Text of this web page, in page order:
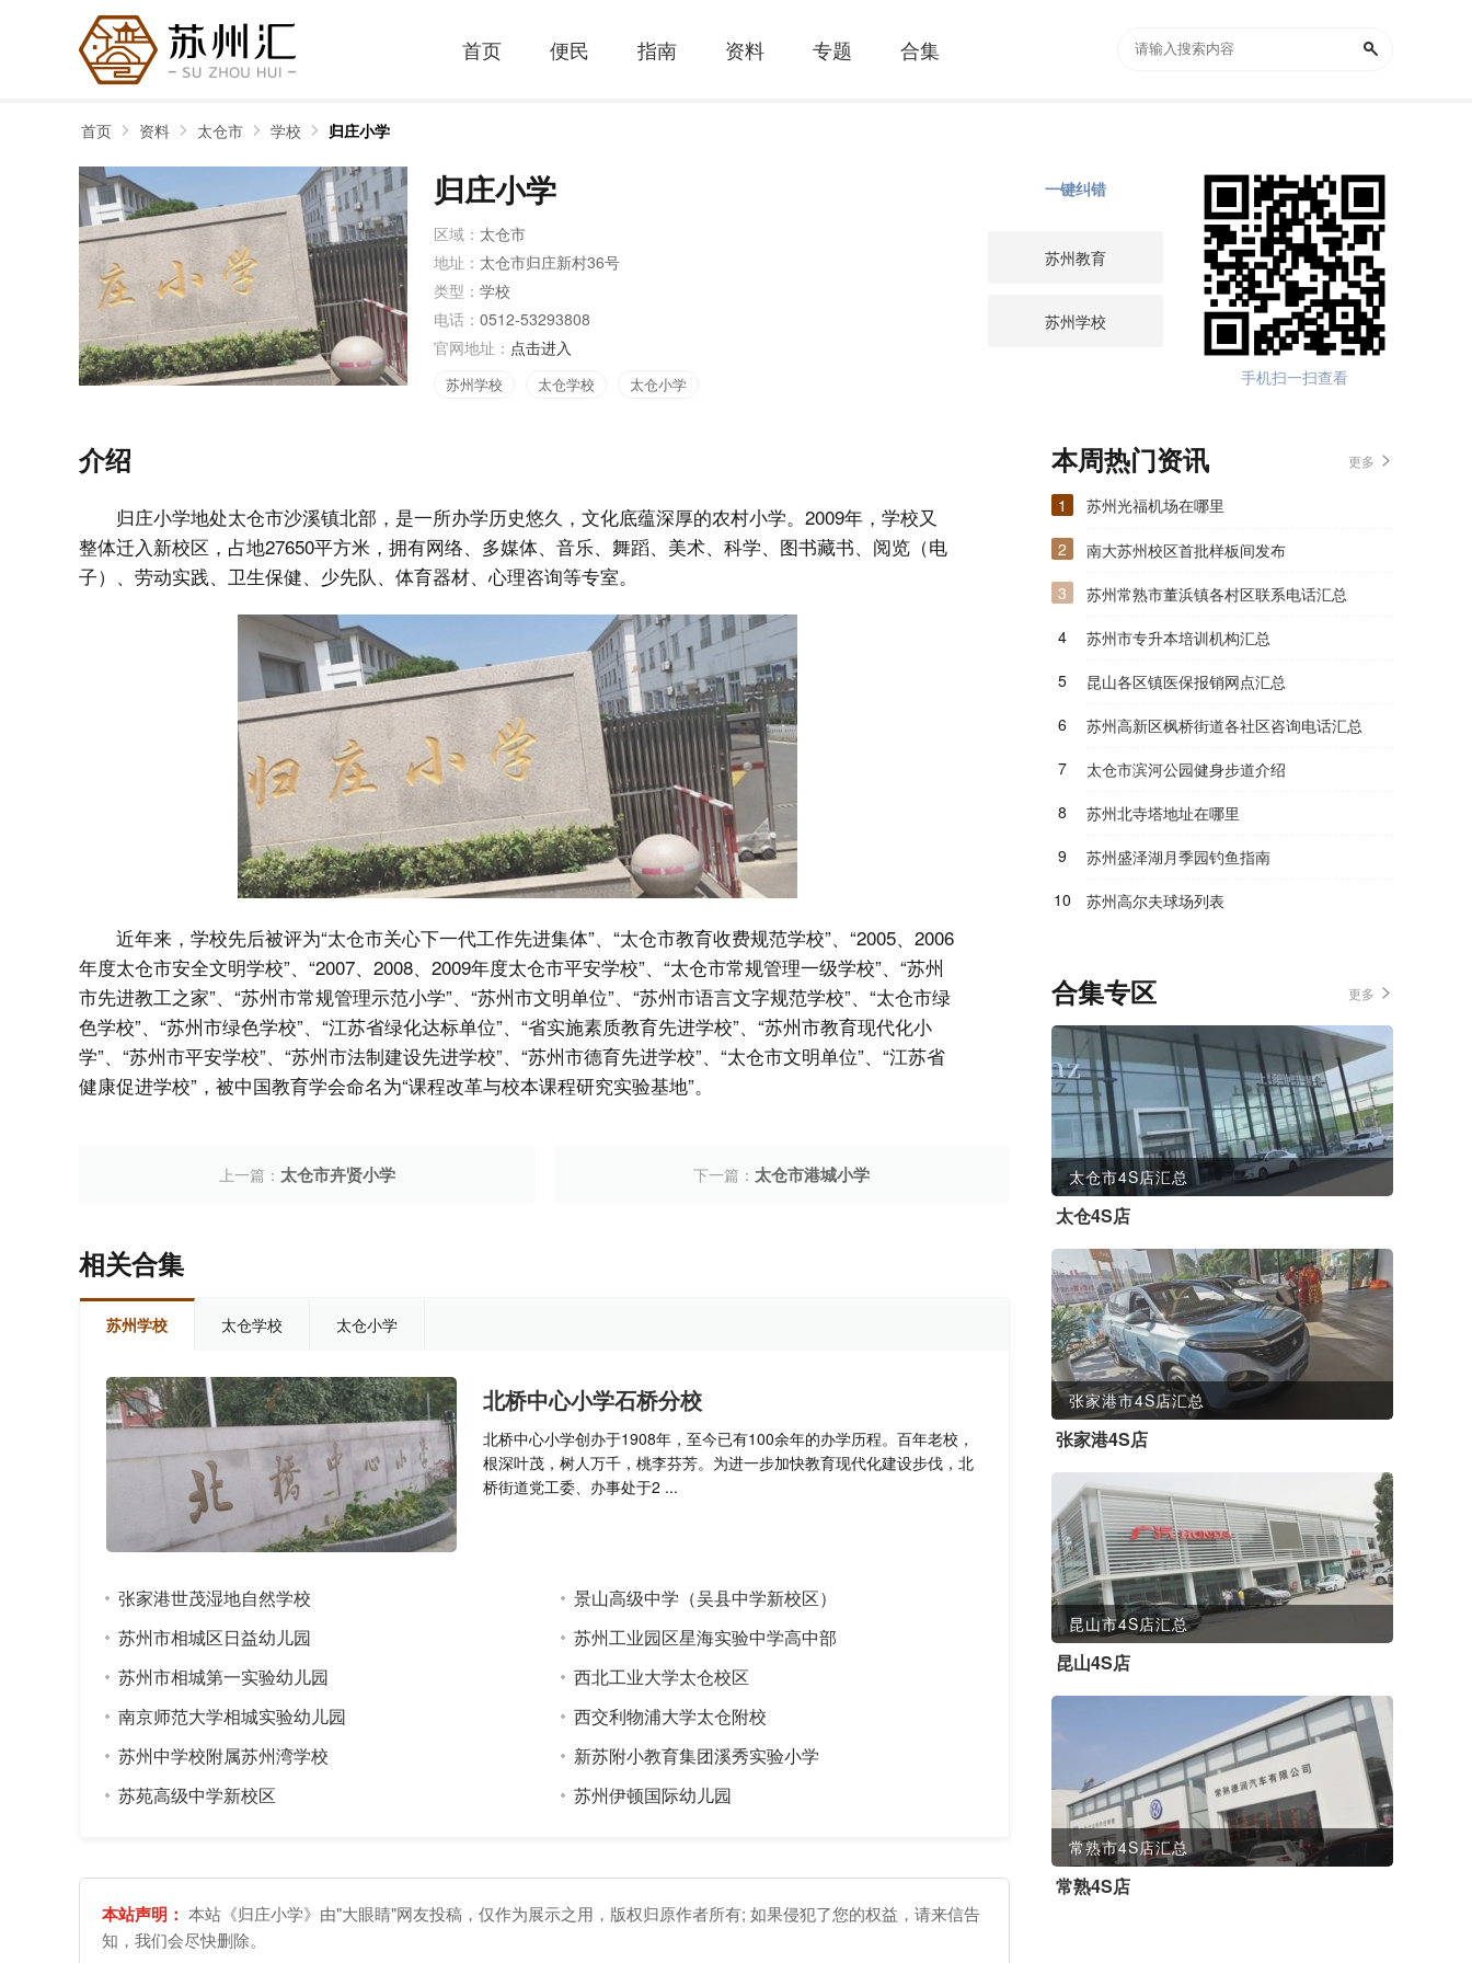
首页 便民 指南 资料 专题 合集
首页 资料 太仓市 学校 归庄小学
手机扫一扫查看
归庄小学
区域： 太仓市
地址： 太仓市归庄新村36号
类型： 学校
电话： 0512-53293808
官网地址： 点击进入
苏州学校 太仓学校 太仓小学
苏州教育
苏州学校
一键纠错
介绍
归庄小学地处太仓市沙溪镇北部，是一所办学历史悠久，文化底蕴深厚的农村小学。2009年，学校又
整体迁入新校区，占地27650平方米，拥有网络、多媒体、音乐、舞蹈、美术、科学、图书藏书、阅览（电
子）、劳动实践、卫生保健、少先队、体育器材、心理咨询等专室。
近年来，学校先后被评为“太仓市关心下一代工作先进集体”、“太仓市教育收费规范学校”、“2005、2006
年度太仓市安全文明学校”、“2007、2008、2009年度太仓市平安学校”、“太仓市常规管理一级学校”、“苏州
市先进教工之家”、“苏州市常规管理示范小学”、“苏州市文明单位”、“苏州市语言文字规范学校”、“太仓市绿
色学校”、“苏州市绿色学校”、“江苏省绿化达标单位”、“省实施素质教育先进学校”、“苏州市教育现代化小
学”、“苏州市平安学校”、“苏州市法制建设先进学校”、“苏州市德育先进学校”、“太仓市文明单位”、“江苏省
健康促进学校”，被中国教育学会命名为“课程改革与校本课程研究实验基地”。
上一篇： 太仓市卉贤小学 下一篇： 太仓市港城小学
相关合集
苏州学校 太仓学校 太仓小学
北桥中心小学石桥分校
北桥中心小学创办于1908年，至今已有100余年的办学历程。百年老校，
根深叶茂，树人万千，桃李芬芳。为进一步加快教育现代化建设步伐，北
桥街道党工委、办事处于2 ...
张家港世茂湿地自然学校
苏州市相城区日益幼儿园
苏州市相城第一实验幼儿园
南京师范大学相城实验幼儿园
苏州中学校附属苏州湾学校
苏苑高级中学新校区
景山高级中学（吴县中学新校区）
苏州工业园区星海实验中学高中部
西北工业大学太仓校区
西交利物浦大学太仓附校
新苏附小教育集团溪秀实验小学
苏州伊顿国际幼儿园
本站声明： 本站《归庄小学》由"大眼睛"网友投稿，仅作为展示之用，版权归原作者所有; 如果侵犯了您的权益，请来信告
知，我们会尽快删除。
本周热门资讯 更多
1
苏州光福机场在哪里
2
南大苏州校区首批样板间发布
3
苏州常熟市董浜镇各村区联系电话汇总
4
苏州市专升本培训机构汇总
5
昆山各区镇医保报销网点汇总
6
苏州高新区枫桥街道各社区咨询电话汇总
7
太仓市滨河公园健身步道介绍
8
苏州北寺塔地址在哪里
9
苏州盛泽湖月季园钓鱼指南
10
苏州高尔夫球场列表
合集专区 更多
太仓市4S店汇总
太仓4S店
张家港市4S店汇总
张家港4S店
昆山市4S店汇总
昆山4S店
常熟市4S店汇总
常熟4S店